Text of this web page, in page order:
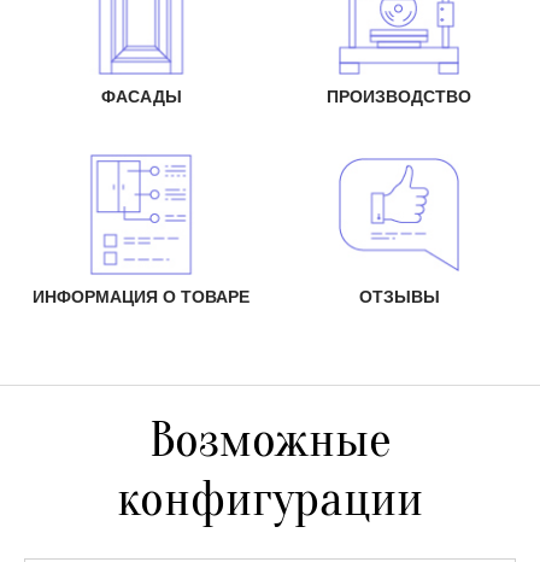
ФАСАДЫ ПРОИЗВОДСТВО
ИНФОРМАЦИЯ О ТОВАРЕ ОТЗЫВЫ
Возможные
конфигурации